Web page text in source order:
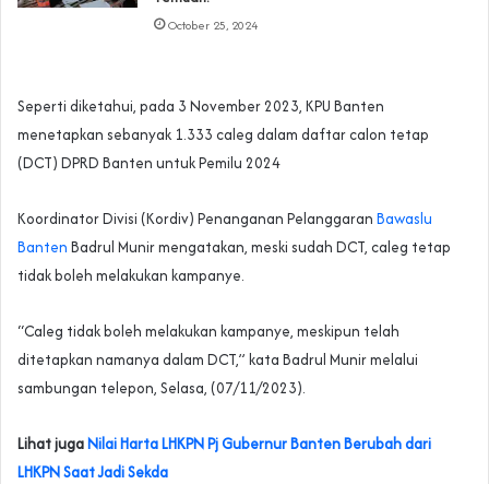
October 25, 2024
Seperti diketahui, pada 3 November 2023, KPU Banten
menetapkan sebanyak 1.333 caleg dalam daftar calon tetap
(DCT) DPRD Banten untuk Pemilu 2024
Koordinator Divisi (Kordiv) Penanganan Pelanggaran Bawaslu
Banten Badrul Munir mengatakan, meski sudah DCT, caleg tetap
tidak boleh melakukan kampanye.
“Caleg tidak boleh melakukan kampanye, meskipun telah
ditetapkan namanya dalam DCT,” kata Badrul Munir melalui
sambungan telepon, Selasa, (07/11/2023).
Lihat jugaNilai Harta LHKPN Pj Gubernur Banten Berubah dari
LHKPN Saat Jadi Sekda